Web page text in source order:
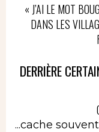
« J’AI LE MOT
DANS LES
DERRIÈRE
...cache